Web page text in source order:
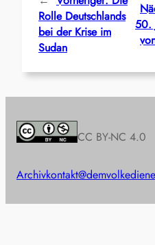
Rolle Deutschlands
bei der Krise im
Sudan
50.
CC BY-NC 4.0
Archiv